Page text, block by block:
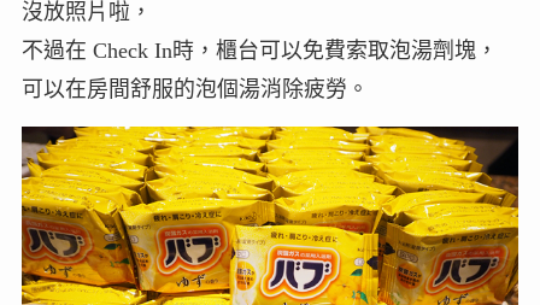
沒放照片啦，
不過在 Check In時，櫃台可以免費索取泡湯劑塊，
可以在房間舒服的泡個湯消除疲勞。